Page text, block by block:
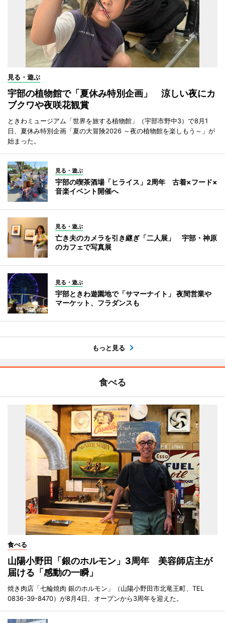
見る・遊ぶ
宇部の植物館で「夏休み特別企画」 涼しい夜にカ
ブクワや夜咲花観賞
ときわミュージアム「世界を旅する植物館」（宇部市野中3）で8月1
日、夏休み特別企画「夏の大冒険2026 ～夜の植物館を楽しもう～」が
始まった。
見る・遊ぶ
宇部の喫茶酒場「ヒライス」2周年 古着×フード×
音楽イベント開催へ
見る・遊ぶ
亡き夫のカメラを引き継ぎ「二人展」 宇部・神原
のカフェで写真展
見る・遊ぶ
宇部ときわ遊園地で「サマーナイト」 夜間営業や
マーケット、フラダンスも
もっと見る
食べる
食べる
山陽小野田「銀のホルモン」3周年 美容師店主が
届ける「感動の一瞬」
焼き肉店「七輪焼肉 銀のホルモン」（山陽小野田市北竜王町、TEL
0836-39-8470）が8月4日、オープンから3周年を迎えた。